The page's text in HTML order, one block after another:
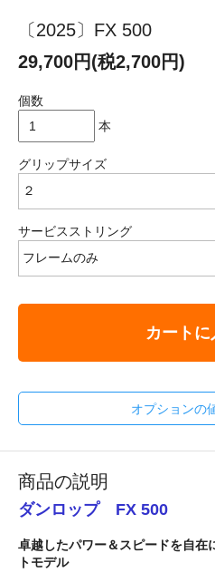
〔2025〕FX 500
29,700円(税2,700円)
個数
本
グリップサイズ
サービスストリング
カートに
オプションの
商品の説明
ダンロップ FX 500
卓越したパワー＆スピードを自在
トモデル